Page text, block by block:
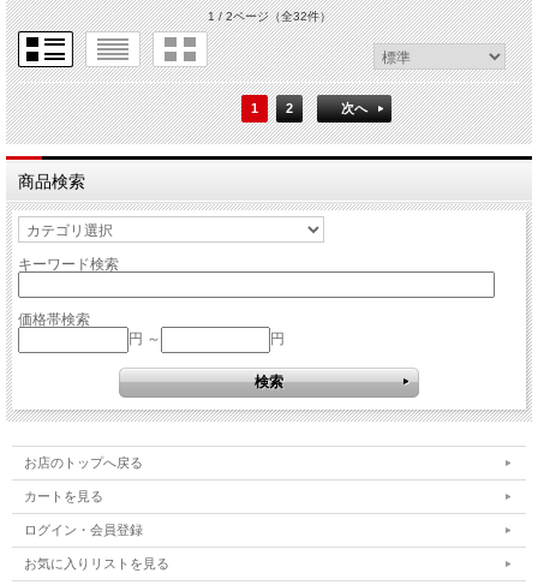
1 / 2ページ（全32件）
1 2 次へ
商品検索
キーワード検索
価格帯検索
円 ～
円
お店のトップへ戻る
カートを見る
ログイン・会員登録
お気に入りリストを見る